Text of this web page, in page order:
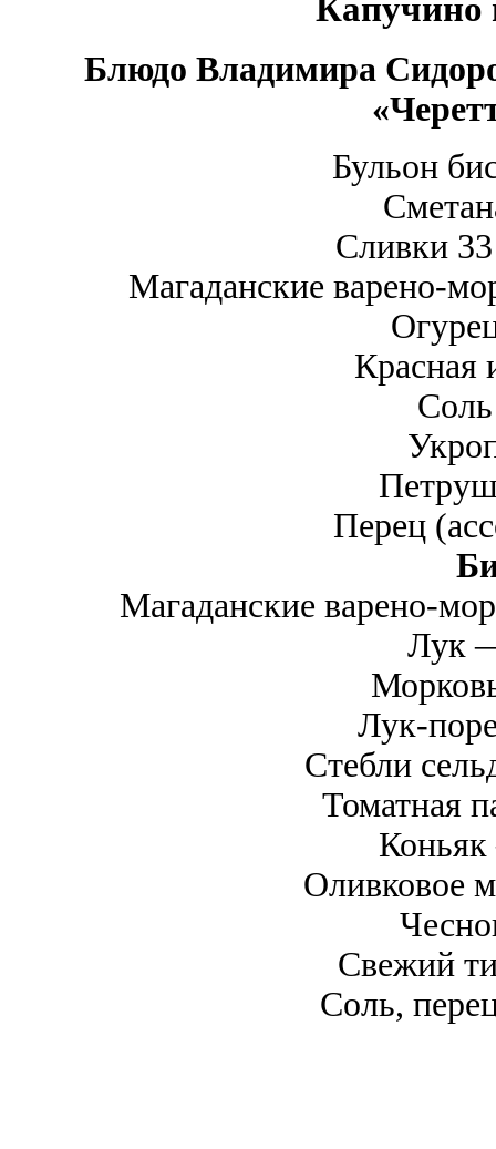
Блюдо Владимира
Бульон
Сливки
Магаданские варено-
Красная
Перец
Магаданские варено-
Лук
Лук-
Стебли
Томатная
Оливковое
Свежий
Соль,